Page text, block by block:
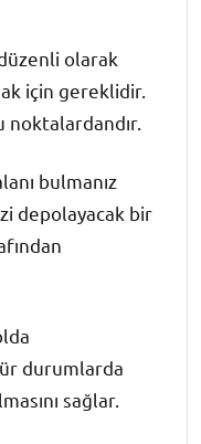
olarak
için gereklidir.
bulmanız
depolayacak bir
durumlarda
sağlar.